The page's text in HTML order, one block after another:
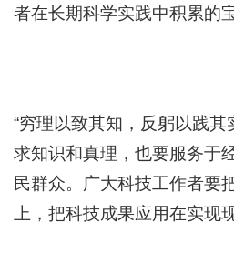
者在长期科学实践中积累的
“穷理以致其知，反躬以践其
求知识和真理，也要服务于
民群众。广大科技工作者要
上，把科技成果应用在实现